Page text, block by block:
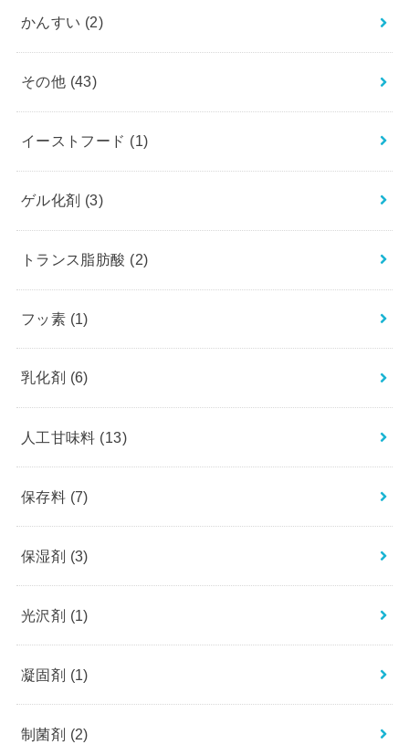
かんすい (2)
その他 (43)
イーストフード (1)
ゲル化剤 (3)
トランス脂肪酸 (2)
フッ素 (1)
乳化剤 (6)
人工甘味料 (13)
保存料 (7)
保湿剤 (3)
光沢剤 (1)
凝固剤 (1)
制菌剤 (2)